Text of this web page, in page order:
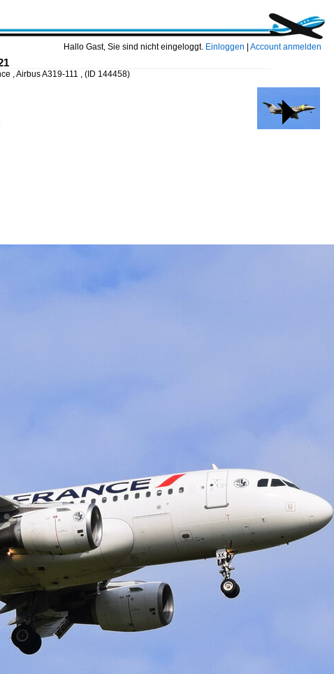
Hallo Gast, Sie sind nicht eingeloggt. Einloggen Account anmelden
, Airbus A319-111 , (ID 144458)